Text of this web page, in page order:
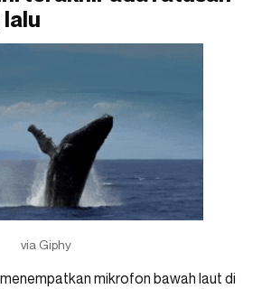
via Giphy
mikrofon bawah laut di